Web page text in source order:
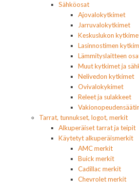
Sähköosat
Ajovalokytkimet
Jarruvalokytkimet
Keskuslukon
Lasinnostimen
Lämmityslaitteen
Muut kytkimet ja
Nelivedon kytkimet
Ovivalokykimet
Releet ja sulakkeet
Tarrat, tunnukset, logot, merkit
Alkuperäiset tarrat ja teipit
Käytetyt alkuperäismerkit
AMC merkit
Buick merkit
Cadillac merkit
Chevrolet merkit